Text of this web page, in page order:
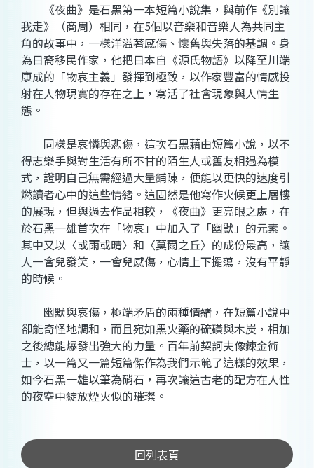
《夜曲》是石黑第一本短篇小說集，與前作《別讓
我走》（商周）相同，在5個以音樂和音樂人為共同主
角的故事中，一樣洋溢著感傷、懷舊與失落的基調。身
為日裔移民作家，他把日本自《源氏物語》以降至川端
康成的「物哀主義」發揮到極致，以作家豐富的情感投
射在人物現實的存在之上，寫活了社會現象與人情生
態。
同樣是哀憐與悲傷，這次石黑藉由短篇小說，以不
得志樂手與對生活有所不甘的陌生人或舊友相遇為模
式，證明自己無需經過大量鋪陳，便能以更快的速度引
燃讀者心中的這些情緒。這固然是他寫作火候更上層樓
的展現，但與過去作品相較，《夜曲》更亮眼之處，在
於石黑一雄首次在「物哀」中加入了「幽默」的元素。
其中又以〈或雨或晴〉和〈莫爾之丘〉的成份最高，讓
人一會兒發笑，一會兒感傷，心情上下擺蕩，沒有平靜
的時候。
幽默與哀傷，極端矛盾的兩種情緒，在短篇小說中
卻能奇怪地調和，而且宛如黑火藥的硫磺與木炭，相加
之後總能爆發出強大的力量。百年前契訶夫像鍊金術
士，以一篇又一篇短篇傑作為我們示範了這樣的效果，
如今石黑一雄以筆為硝石，再次讓這古老的配方在人性
的夜空中綻放煙火似的璀璨。
回列表頁